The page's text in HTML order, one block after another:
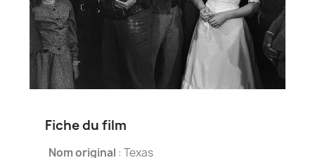
Fiche du film
Nom original : Texas